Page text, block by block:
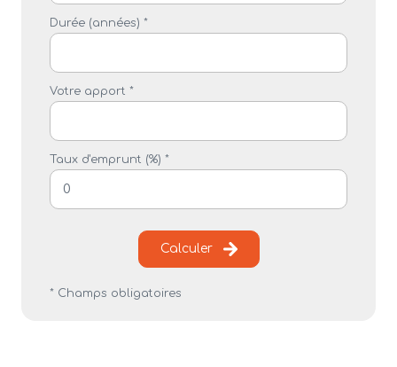
Durée (années) *
Votre apport *
Taux d'emprunt (%) *
Calculer
* Champs obligatoires